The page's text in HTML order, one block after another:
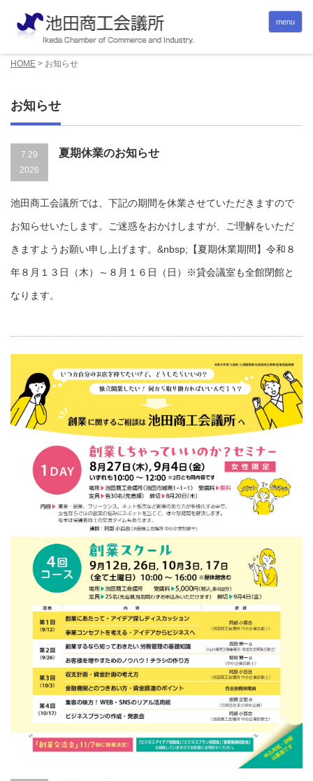
menu
HOME > お知らせ
お知らせ
7.29
2026
夏期休業のお知らせ
池田商工会議所では、下記の期間を休業させていただきますので
お知らせいたします。ご迷惑をおかけしますが、ご理解をいただ
きますようお願い申し上げます。&nbsp;【夏期休業期間】令和８
年８月１３日（木）～８月１６日（日）※貸会議室も全館閉館と
なります。